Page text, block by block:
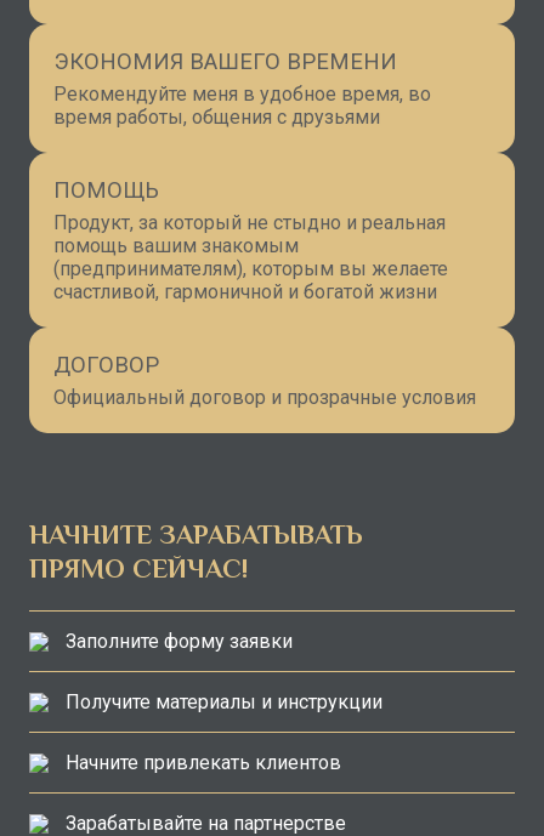
ЭКОНОМИЯ ВАШЕГО ВРЕМЕНИ
Рекомендуйте меня в удобное время, во
время работы, общения с друзьями
ПОМОЩЬ
Продукт, за который не стыдно и реальная
помощь вашим знакомым
(предпринимателям), которым вы желаете
счастливой, гармоничной и богатой жизни
ДОГОВОР
Официальный договор и прозрачные условия
НАЧНИТЕ ЗАРАБАТЫВАТЬ
ПРЯМО СЕЙЧАС!
Заполните форму заявки
Получите материалы и инструкции
Начните привлекать клиентов
Зарабатывайте на партнерстве